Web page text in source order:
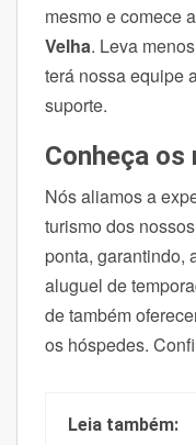
mesmo e comece
Velha. Leva
terá nossa equipe
suporte.
Conheça
Nós aliamos a
turismo dos
ponta, garantindo,
aluguel de
de também
os hóspedes.
Leia também: